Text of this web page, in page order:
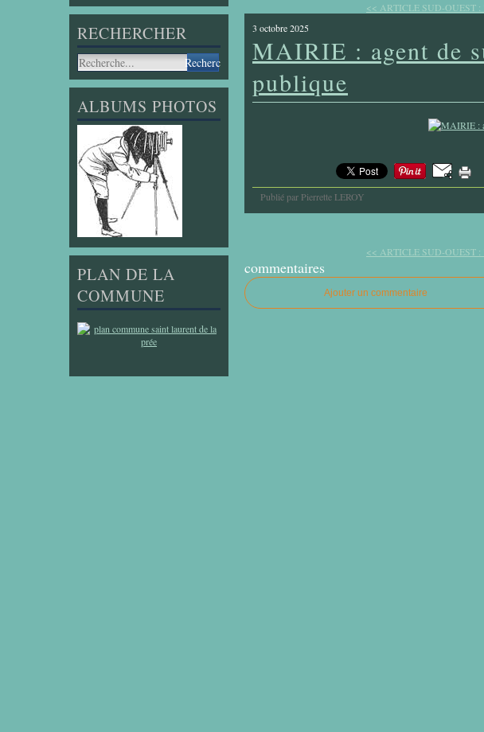
RECHERCHER
ALBUMS PHOTOS
PLAN DE LA
COMMUNE
<< ARTICLE SUD-OUEST :
3 octobre 2025
MAIRIE : agent de
publique
Publié par Pierrette LEROY
<< ARTICLE SUD-OUEST :
commentaires
Ajouter un commentaire